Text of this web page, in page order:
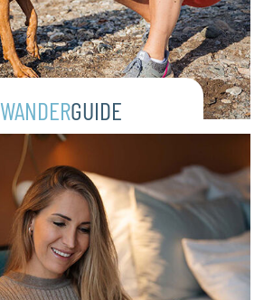
WANDERGUIDE